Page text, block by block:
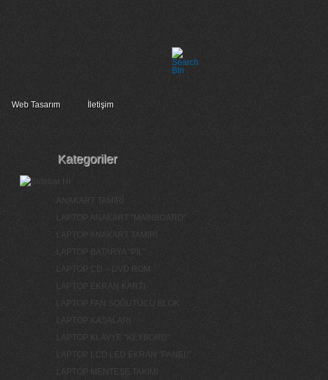
Web Tasarım İletişim
Kategoriler
ANAKART TAMİRİ
LAPTOP ANAKART "MAİNBOARD"
LAPTOP ANAKART TAMİRİ
LAPTOP BATARYA "PİL"
LAPTOP CD – DVD ROM
LAPTOP EKRAN KARTI
LAPTOP FAN SOĞUTUCU BLOK
LAPTOP KASALARI
LAPTOP KLAVYE "KEYBORD"
LAPTOP LCD LED EKRAN "PANEL"
LAPTOP MENTEŞE TAKIMI